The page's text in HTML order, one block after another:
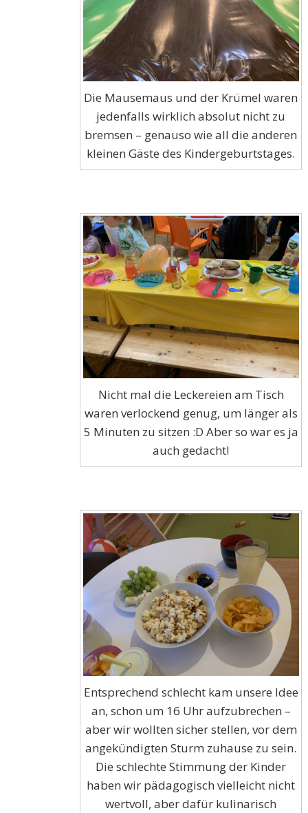
Die Mausemaus und der Krümel waren
jedenfalls wirklich absolut nicht zu
bremsen – genauso wie all die anderen
kleinen Gäste des Kindergeburtstages.
Nicht mal die Leckereien am Tisch
waren verlockend genug, um länger als
5 Minuten zu sitzen :D Aber so war es ja
auch gedacht!
Entsprechend schlecht kam unsere Idee
an, schon um 16 Uhr aufzubrechen –
aber wir wollten sicher stellen, vor dem
angekündigten Sturm zuhause zu sein.
Die schlechte Stimmung der Kinder
haben wir pädagogisch vielleicht nicht
wertvoll, aber dafür kulinarisch